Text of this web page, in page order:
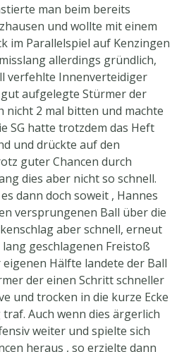
man beim bereits
und wollte mit einem
im Parallelspiel auf Kenzingen
allerdings gründlich,
verfehlte Innenverteidiger
aufgelegte Stürmer der
nicht 2 mal bitten und machte
SG hatte trotzdem das Heft
und drückte auf den
guter Chancen durch
dies aber nicht so schnell.
dann doch soweit , Hannes
versprungenen Ball über die
aber schnell, erneut
geschlagenen Freistoß
Hälfte landete der Ball
der einen Schritt schneller
und trocken in die kurze Ecke
Auch wenn dies ärgerlich
weiter und spielte sich
heraus , so erzielte dann